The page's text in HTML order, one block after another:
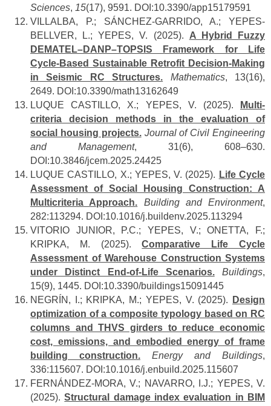
Sciences, 15(17), 9591. DOI:10.3390/app15179591
VILLALBA, P.; SÁNCHEZ-GARRIDO, A.; YEPES-
BELLVER, L.; YEPES, V. (2025). A Hybrid Fuzzy
DEMATEL–DANP–TOPSIS Framework for Life
Cycle-Based Sustainable Retrofit Decision-Making
in Seismic RC Structures.
Mathematics, 13(16),
2649. DOI:10.3390/math13162649
LUQUE CASTILLO, X.; YEPES, V. (2025).
Multi-
criteria decision methods in the evaluation of
social housing projects. Journal of Civil Engineering
and Management, 31(6), 608–630.
DOI:10.3846/jcem.2025.24425
LUQUE CASTILLO, X.; YEPES, V. (2025). Life Cycle
Assessment of Social Housing Construction: A
Multicriteria Approach. Building and Environment,
282:113294. DOI:10.1016/j.buildenv.2025.113294
VITORIO JUNIOR, P.C.; YEPES, V.; ONETTA, F.;
KRIPKA, M. (2025).Comparative Life Cycle
Assessment of Warehouse Construction Systems
under Distinct End-of-Life Scenarios.
Buildings,
15(9), 1445. DOI:10.3390/buildings15091445
NEGRÍN, I.; KRIPKA, M.; YEPES, V. (2025).
Design
optimization of a composite typology based on RC
columns and THVS girders to reduce economic
cost, emissions, and embodied energy of frame
building construction.
Energy and Buildings,
336:115607. DOI:10.1016/j.enbuild.2025.115607
FERNÁNDEZ-MORA, V.; NAVARRO, I.J.; YEPES, V.
(2025).Structural damage index evaluation in BIM